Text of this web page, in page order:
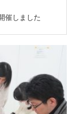
催しました